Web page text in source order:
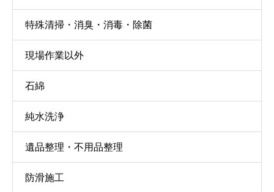
特殊清掃・消臭・消毒・除菌
現場作業以外
石綿
純水洗浄
遺品整理・不用品整理
防滑施工